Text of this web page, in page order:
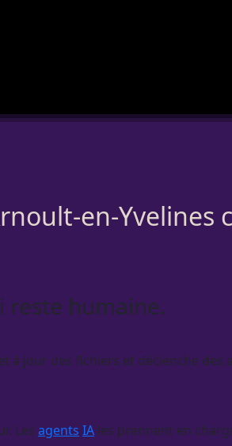
en-Yvelines
reste humaine.
à jour des fichiers et déclenche des
Les agents IA les prennent en